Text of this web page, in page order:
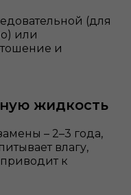
(для
или
и
жидкость
– 2–3 года,
влагу,
к